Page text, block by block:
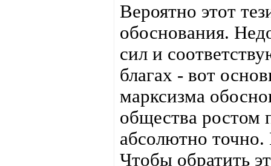
Вероятно этот
обоснования.
сил и
благах - вот
марксизма
общества ростом
абсолютно точно.
Чтобы обратить